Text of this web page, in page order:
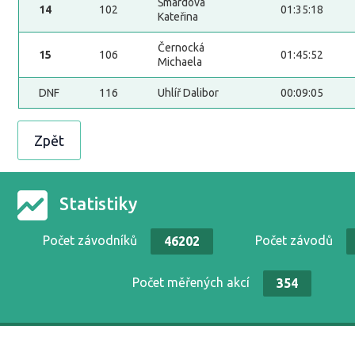
14 102
Kateřina
01:35:18
15 106
Černocká
Michaela
01:45:52
DNF 116 Uhlíř Dalibor 00:09:05
Zpět
Statistiky
Počet závodníků 46202 Počet závodů
Počet měřených akcí 354